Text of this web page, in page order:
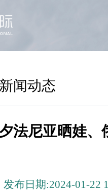
新闻动态
法尼亚晒娃、
布日期:2024-01-22